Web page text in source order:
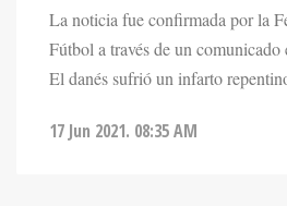
La noticia fue confirmada por la
Fútbol a través de un comunicado
El danés sufrió un infarto
17 Jun 2021. 08:35 AM